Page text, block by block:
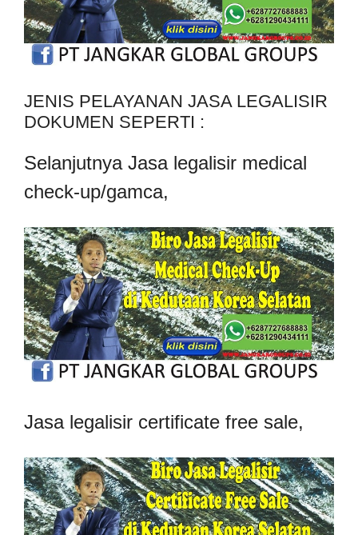
JENIS PELAYANAN JASA LEGALISIR
DOKUMEN SEPERTI :
Selanjutnya Jasa legalisir medical
check-up/gamca,
Jasa legalisir certificate free sale,